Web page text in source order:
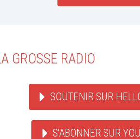
GROSSE RADIO
SOUTENIR SUR
S'ABONNER SUR